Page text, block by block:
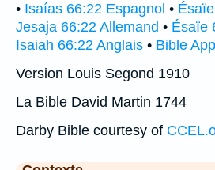
• Isaías 66:22 Espagnol •
Jesaja 66:22 Allemand • Ésaïe
Isaiah 66:22 Anglais • Bible
Version Louis Segond 1910
La Bible David Martin 1744
Darby Bible courtesy of